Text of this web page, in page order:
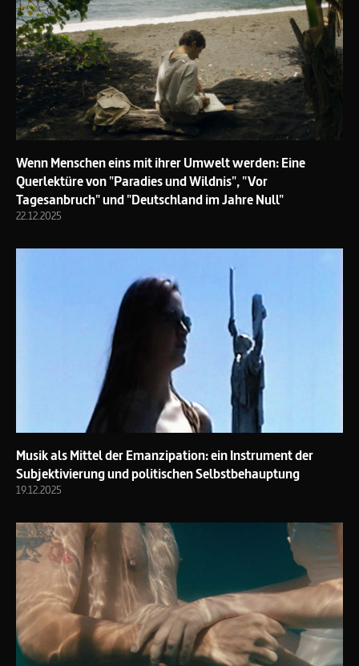
Wenn Menschen eins mit ihrer Umwelt werden: Eine
Querlektüre von "Paradies und Wildnis", "Vor
Tagesanbruch" und "Deutschland im Jahre Null"
22.12.2025
Musik als Mittel der Emanzipation: ein Instrument der
Subjektivierung und politischen Selbstbehauptung
19.12.2025